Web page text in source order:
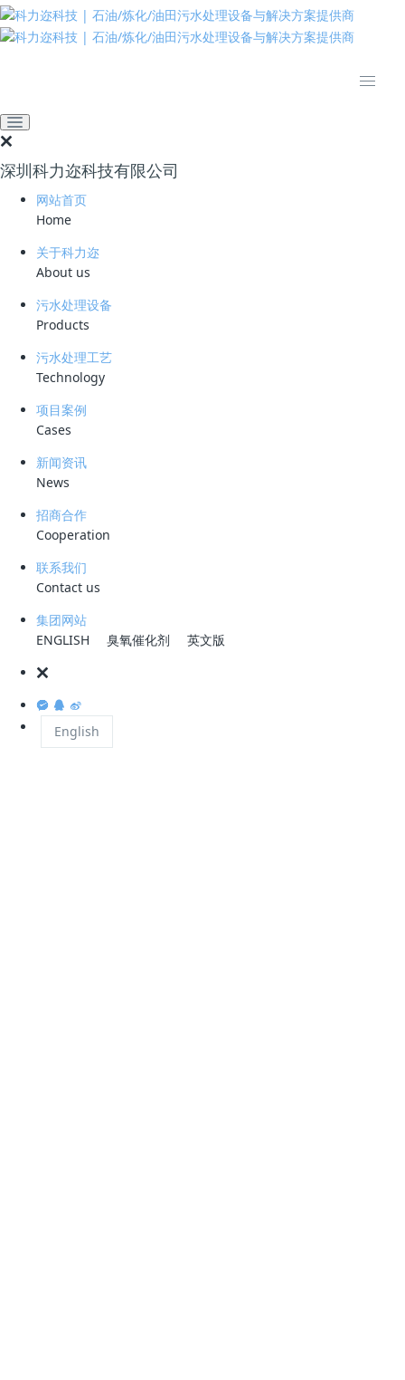
深圳科力迩科技有限公司
网站首页
Home
关于科力迩
About us
污水处理设备
Products
污水处理工艺
Technology
项目案例
Cases
新闻资讯
News
招商合作
Cooperation
联系我们
Contact us
集团网站
ENGLISH
臭氧催化剂 英文版
English
推动绿色发展 建设美丽中国
延迟焦化含硫污水除油除焦
粉技术的工业应用
2026-05-11 11:28:36
文件版本 ： 202507
文件类型 ：PDF
立即下载
作者：简小文，刘林波 (深圳科力迩科技有限公司)
摘 要:鉴于现有焦化含硫污水的除油除焦粉技术处理效果不理想，易导致
下游汽提装置发生结焦堵塞的问题，提出了一种新型的无药剂焦化含硫污
水预处理工艺。该工艺以“旋流溶气气浮十聚结除油”技术为核心,辅以过滤
去除焦粉。分析了该组合工艺的技术原理，并通过工业应用检验了其处理
效果。结果表明:在延迟焦化非小吹汽阶段，该组合工艺的平均除油效率
达到98.83%，在人口悬浮物平均质量浓度为353mgL的条件下，出口悬
去除率均有不同程度提高。这说明，该组合工艺对延迟焦化含硫污水的除
油和除焦粉效果优异，可为类似污水资源化处理提
供有益借鉴。
关键词:延迟焦化 含硫污水 焦粉 旋流溶气气浮 聚结除油